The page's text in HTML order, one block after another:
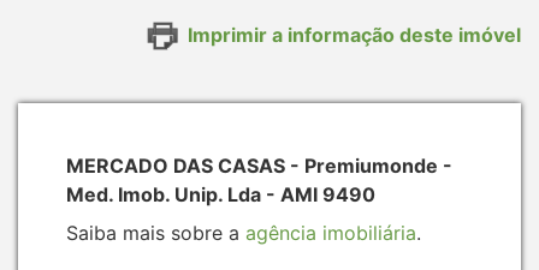
Imprimir a informação deste imóvel
MERCADO DAS CASAS - Premiumonde -
Med. Imob. Unip. Lda - AMI 9490
Saiba mais sobre a agência imobiliária.